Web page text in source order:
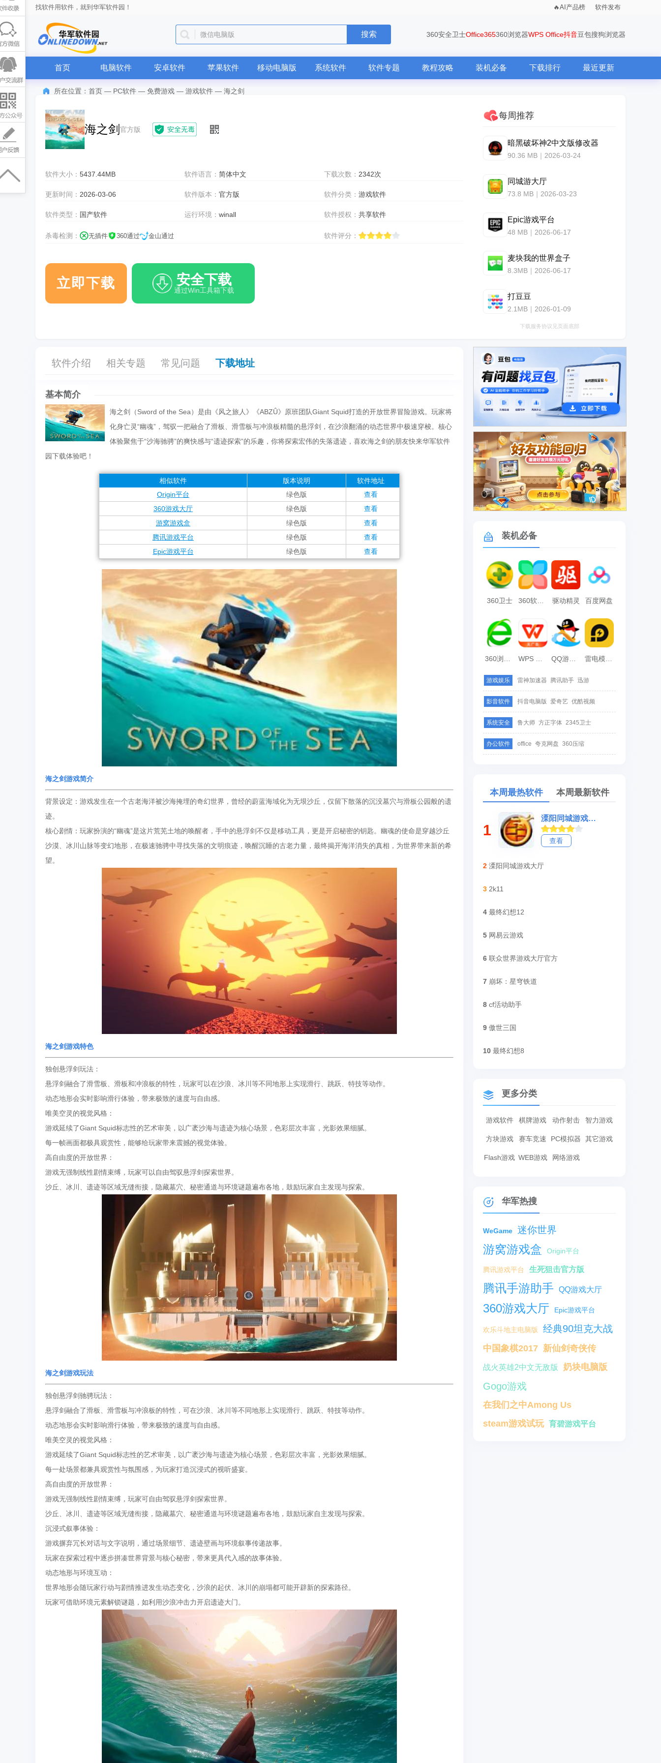
找软件用软件，就到华军软件园！ AI产品榜 软件发布
微信电脑版 搜索 360安全卫士Office365360浏览器WPS Office抖音豆包搜狗浏览器
首页 电脑软件 安卓软件 苹果软件 移动电脑版 系统软件 软件专题 教程攻略 装机必备 下载排行 最近更新
所在位置： 首页 — PC软件 — 免费游戏 — 游戏软件 — 海之剑
海之剑 官方版
软件大小： 5437.44MB 软件语言：简体中文 下载次数： 2342次
更新时间： 2026-03-06 软件版本：官方版 软件分类： 游戏软件
软件类型： 国产软件 运行环境：winall 软件授权： 共享软件
杀毒检测： 无插件 360通过 金山通过 软件评分：
立即下载 安全下载
通过Win工具箱下载
每周推荐
暗黑破坏神2中文版修改器
90.36 MB｜2026-03-24
同城游大厅
73.8 MB｜2026-03-23
Epic游戏平台
48 MB｜2026-06-17
麦块我的世界盒子
8.3MB｜2026-06-17
打豆豆
2.1MB｜2026-01-09
下载服务协议见页面底部
软件介绍 相关专题 常见问题 下载地址
基本简介
海之剑（Sword of the Sea）是由《风之旅人》《ABZÛ》原班团队Giant Squid打造的开放世界冒险游戏。玩家将
化身亡灵“幽魂”，驾驭一把融合了滑板、滑雪板与冲浪板精髓的悬浮剑，在沙浪翻涌的动态世界中极速穿梭。核心
体验聚焦于“沙海驰骋”的爽快感与“遗迹探索”的乐趣，你将探索宏伟的失落遗迹，喜欢海之剑的朋友快来华军软件
园下载体验吧！
相似软件 版本说明
软件地址
Origin平台
绿色版
查看
360游戏大厅
绿色版
查看
游窝游戏盒
绿色版
查看
腾讯游戏平台
绿色版
查看
Epic游戏平台
绿色版 查看
海之剑游戏简介
背景设定：游戏发生在一个古老海洋被沙海掩埋的奇幻世界，曾经的蔚蓝海域化为无垠沙丘，仅留下散落的沉没墓穴与滑板公园般的遗
迹。
核心剧情：玩家扮演的“幽魂”是这片荒芜土地的唤醒者，手中的悬浮剑不仅是移动工具，更是开启秘密的钥匙。幽魂的使命是穿越沙丘
沙漠、冰川山脉等变幻地形，在极速驰骋中寻找失落的文明痕迹，唤醒沉睡的古老力量，最终揭开海洋消失的真相，为世界带来新的希
望。
海之剑游戏特色
独创悬浮剑玩法：
悬浮剑融合了滑雪板、滑板和冲浪板的特性，玩家可以在沙浪、冰川等不同地形上实现滑行、跳跃、特技等动作。
动态地形会实时影响滑行体验，带来极致的速度与自由感。
唯美空灵的视觉风格：
游戏延续了Giant Squid标志性的艺术审美，以广袤沙海与遗迹为核心场景，色彩层次丰富，光影效果细腻。
每一帧画面都极具观赏性，能够给玩家带来震撼的视觉体验。
高自由度的开放世界：
游戏无强制线性剧情束缚，玩家可以自由驾驭悬浮剑探索世界。
沙丘、冰川、遗迹等区域无缝衔接，隐藏墓穴、秘密通道与环境谜题遍布各地，鼓励玩家自主发现与探索。
海之剑游戏玩法
独创悬浮剑驰骋玩法：
悬浮剑融合了滑板、滑雪板与冲浪板的特性，可在沙浪、冰川等不同地形上实现滑行、跳跃、特技等动作。
动态地形会实时影响滑行体验，带来极致的速度与自由感。
唯美空灵的视觉风格：
游戏延续了Giant Squid标志性的艺术审美，以广袤沙海与遗迹为核心场景，色彩层次丰富，光影效果细腻。
每一处场景都兼具观赏性与氛围感，为玩家打造沉浸式的视听盛宴。
高自由度的开放世界：
游戏无强制线性剧情束缚，玩家可自由驾驭悬浮剑探索世界。
沙丘、冰川、遗迹等区域无缝衔接，隐藏墓穴、秘密通道与环境谜题遍布各地，鼓励玩家自主发现与探索。
沉浸式叙事体验：
游戏摒弃冗长对话与文字说明，通过场景细节、遗迹壁画与环境叙事传递故事。
玩家在探索过程中逐步拼凑世界背景与核心秘密，带来更具代入感的故事体验。
动态地形与环境互动：
世界地形会随玩家行动与剧情推进发生动态变化，沙浪的起伏、冰川的崩塌都可能开辟新的探索路径。
玩家可借助环境元素解锁谜题，如利用沙浪冲击力开启遗迹大门。
广告
广告
装机必备
360卫士 360软件管家 驱动精灵 百度网盘
雷电模拟器
游戏娱乐 雷神加速器 腾讯助手 迅游
影音软件 抖音电脑版 爱奇艺 优酷视频
系统安全 鲁大师 方正字体 2345卫士
办公软件 office 夸克网盘 360压缩
本周最热软件 本周最新软件
1
溧阳同城游戏大厅
查看
2 溧阳同城游戏大厅
3 2k11
4 最终幻想12
5 网易云游戏
6 联众世界游戏大厅官方
7 崩坏：星穹铁道
8 cf活动助手
9 傲世三国
10 最终幻想8
更多分类
游戏软件 棋牌游戏 动作射击 智力游戏
方块游戏 赛车竞速 PC模拟器 其它游戏
Flash游戏 WEB游戏 网络游戏
华军热搜
WeGame 迷你世界
游窝游戏盒 Origin平台
腾讯游戏平台 生死狙击官方版
腾讯手游助手 QQ游戏大厅
360游戏大厅 Epic游戏平台
欢乐斗地主电脑版 经典90坦克大战
中国象棋2017 新仙剑奇侠传
战火英雄2中文无敌版 奶块电脑版
Gogo游戏
在我们之中Among Us
steam游戏试玩 育碧游戏平台